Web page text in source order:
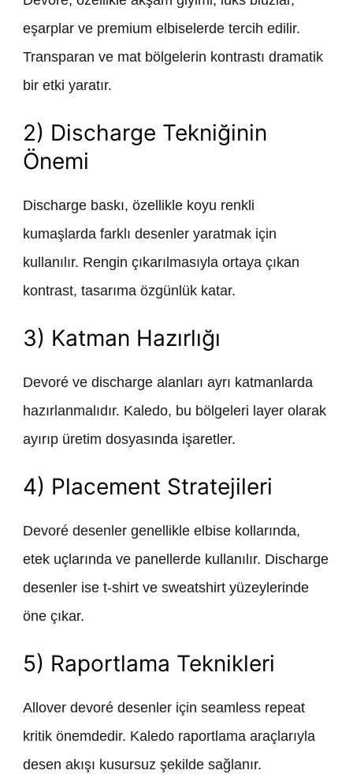
eşarplar ve premium elbiselerde tercih edilir.
Transparan ve mat bölgelerin kontrastı dramatik
bir etki yaratır.
2) Discharge Tekniğinin
Önemi
Discharge baskı, özellikle koyu renkli
kumaşlarda farklı desenler yaratmak için
kullanılır. Rengin çıkarılmasıyla ortaya çıkan
kontrast, tasarıma özgünlük katar.
3) Katman Hazırlığı
Devoré ve discharge alanları ayrı katmanlarda
hazırlanmalıdır. Kaledo, bu bölgeleri layer olarak
ayırıp üretim dosyasında işaretler.
4) Placement Stratejileri
Devoré desenler genellikle elbise kollarında,
etek uçlarında ve panellerde kullanılır. Discharge
desenler ise t-shirt ve sweatshirt yüzeylerinde
öne çıkar.
5) Raportlama Teknikleri
Allover devoré desenler için seamless repeat
kritik önemdedir. Kaledo raportlama araçlarıyla
desen akışı kusursuz şekilde sağlanır.